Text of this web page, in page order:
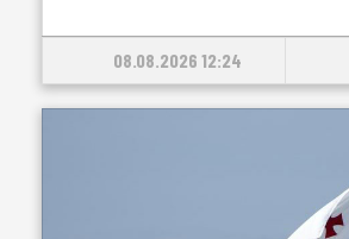
08.08.2026 12:24